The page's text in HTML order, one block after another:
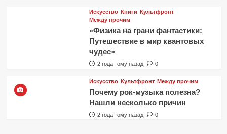
Искусство Книги Культфронт
Между прочим
«Физика на грани фантастики:
Путешествие в мир квантовых
чудес»
2 года тому назад 0
Искусство Культфронт Между прочим
Почему рок-музыка полезна?
Нашли несколько причин
2 года тому назад 0